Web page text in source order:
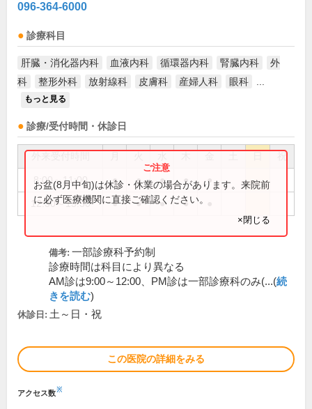
096-364-6000
診療科目
肝臓・消化器内科 血液内科 循環器内科 腎臓内科
外
科
整形外科 放射線科 皮膚科 産婦人科 眼科
もっと見る
診療/受付時間・休診日
祝
8:00～11:00 ● ● ● ● ●
12:30～15:30 ● ● ● ●
お盆(8月中旬)は休診・休業の場合があります。来院前
に必ず医療機関に直接ご確認ください。
×閉じる
備考: 一部診療科予約制
診療時間は科目により異なる
AM診は9:00～12:00、PM診は一部診療科のみ(...(続
きを読む)
休診日: 土～日・祝
この医院の詳細をみる
アクセス数※